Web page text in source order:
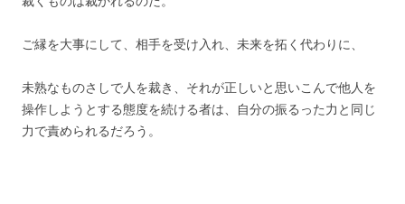
ご縁を大事にして、相手を受け入れ、未来を拓く代わりに、
未熟なものさしで人を裁き、それが正しいと思いこんで他人を
操作しようとする態度を続ける者は、
自分の振るった力と同じ
力で責められるだろう。